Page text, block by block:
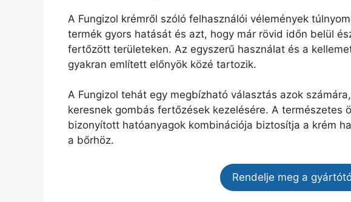
A Fungizol krémről szóló felhasználói vélemények
termék gyors hatását és azt, hogy már rövid időn belül
fertőzött területeken. Az egyszerű használat és a
gyakran említett előnyök közé tartozik.
A Fungizol tehát egy megbízható választás azok
keresnek gombás fertőzések kezelésére. A természetes
bizonyított hatóanyagok kombinációja biztosítja a krém
a bőrhöz.
Rendelje meg a